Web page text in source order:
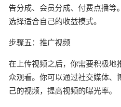
告分成、会员分成、付费点播等
选择适合自己的收益模式。
步骤五：推广视频
在上传视频之后，你需要积极地
众观看。你可以通过社交媒体、
己的视频，提高视频的曝光率。